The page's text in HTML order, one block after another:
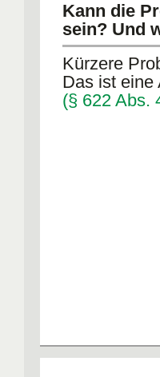
Kann die
sein? Und
Kürzere
Das ist eine
(§ 622 Abs.